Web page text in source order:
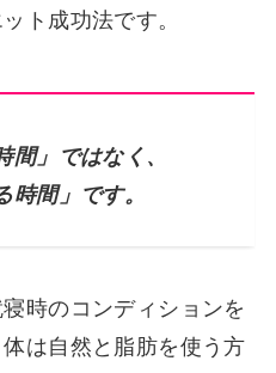
ト成功法です。
間」ではなく、
時間」です。
時のコンディションを
は自然と脂肪を使う方